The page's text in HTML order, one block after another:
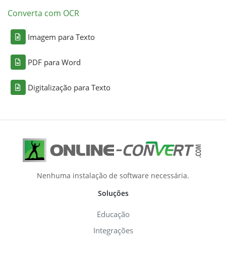
Converta com OCR
Imagem para Texto
PDF para Word
Digitalização para Texto
Nenhuma instalação de software necessária.
Soluções
Educação
Integrações